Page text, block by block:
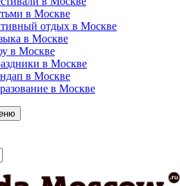
в Москве
отдых в Москве
в Москве
в Москве
в Москве
в Москве
в Москве